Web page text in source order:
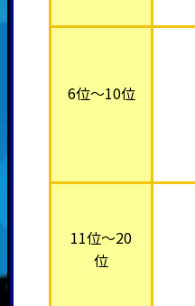
6位～10位
11位～20
位